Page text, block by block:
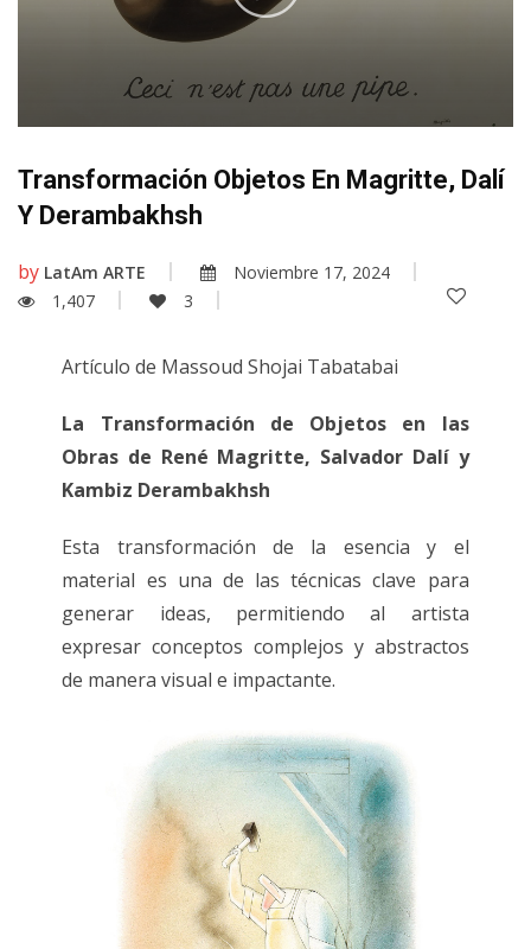
Transformación Objetos En Magritte, Dalí
Y Derambakhsh
by LatAm ARTE
Noviembre 17, 2024
1,407
3
Artículo de Massoud Shojai Tabatabai
La Transformación de Objetos en las
Obras de René Magritte, Salvador Dalí y
Kambiz Derambakhsh
Esta transformación de la esencia y el
material es una de las técnicas clave para
generar ideas, permitiendo al artista
expresar conceptos complejos y abstractos
de manera visual e impactante.